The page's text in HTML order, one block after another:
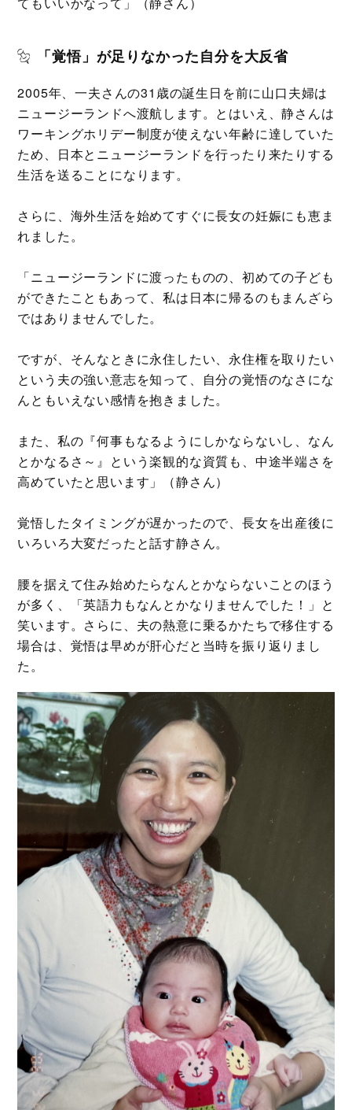
「覚悟」が足りなかった自分を大反省
2005年、一夫さんの31歳の誕生日を前に山口夫婦は
ニュージーランドへ渡航します。とはいえ、静さんは
ワーキングホリデー制度が使えない年齢に達していた
ため、日本とニュージーランドを行ったり来たりする
生活を送ることになります。
さらに、海外生活を始めてすぐに長女の妊娠にも恵ま
れました。
「ニュージーランドに渡ったものの、初めての子ども
ができたこともあって、私は日本に帰るのもまんざら
ではありませんでした。
ですが、そんなときに永住したい、永住権を取りたい
という夫の強い意志を知って、自分の覚悟のなさにな
んともいえない感情を抱きました。
また、私の『何事もなるようにしかならないし、なん
とかなるさ～』という楽観的な資質も、中途半端さを
高めていたと思います」（静さん）
覚悟したタイミングが遅かったので、長女を出産後に
いろいろ大変だったと話す静さん。
腰を据えて住み始めたらなんとかならないことのほう
が多く、「英語力もなんとかなりませんでした！」と
笑います。さらに、夫の熱意に乗るかたちで移住する
場合は、覚悟は早めが肝心だと当時を振り返りまし
た。